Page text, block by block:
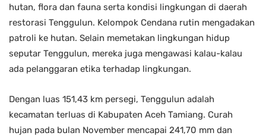
hutan, flora dan fauna serta kondisi lingkungan di daerah
restorasi Tenggulun. Kelompok Cendana rutin mengadakan
patroli ke hutan. Selain memetakan lingkungan hidup
seputar Tenggulun, mereka juga mengawasi kalau-kalau
ada pelanggaran etika terhadap lingkungan.
Dengan luas 151,43 km persegi, Tenggulun adalah
kecamatan terluas di Kabupaten Aceh Tamiang. Curah
hujan pada bulan November mencapai 241,70 mm dan